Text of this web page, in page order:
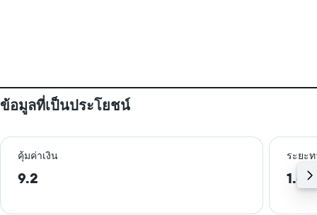
ข้อมูลที่เป็นประโยชน์
คุ้มค่าเงิน ระยะท
9.2 1.6